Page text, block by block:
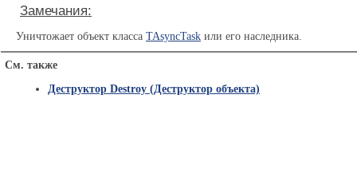
Замечания:
Уничтожает объект класса TAsyncTask или его наследника.
См. также
Деструктор Destroy (Деструктор объекта)